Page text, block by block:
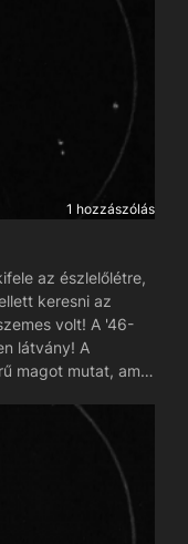
1 hozzászólás
az észlelőlétre,
keresni az
volt! A '46-
látvány! A
magot mutat, amit
tulajdonképpen
3 LM-n (kb. 3
fedezhető fel az
szálra bomlana,
Meglepetten
határozottan